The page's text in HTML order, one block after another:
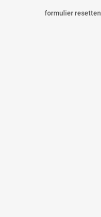
formulier resetten